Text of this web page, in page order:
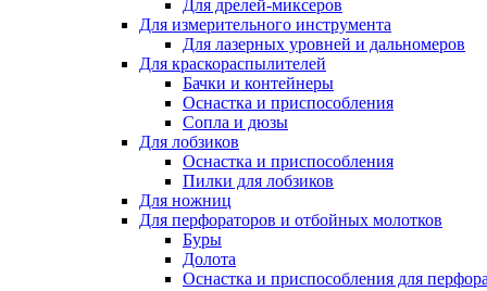
Для дрелей-миксеров
Для измерительного инструмента
Для лазерных уровней и дальномеров
Для краскораспылителей
Бачки и контейнеры
Оснастка и приспособления
Сопла и дюзы
Для лобзиков
Оснастка и приспособления
Пилки для лобзиков
Для ножниц
Для перфораторов и отбойных молотков
Буры
Долота
Оснастка и приспособления для